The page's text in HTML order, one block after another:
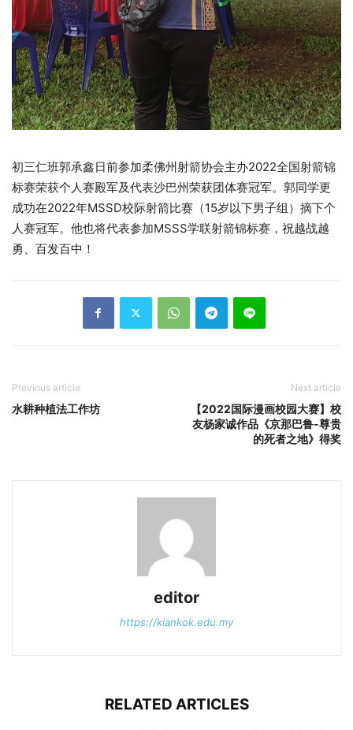
初三仁班郭承鑫日前参加柔佛州射箭协会主办2022全国射箭锦
标赛荣获个人赛殿军及代表沙巴州荣获团体赛冠军。郭同学更
成功在2022年MSSD校际射箭比赛（15岁以下男子组）摘下个
人赛冠军。他也将代表参加MSSS学联射箭锦标赛，祝越战越
勇、百发百中！
Previous article
水耕种植法工作坊
Next article
【2022国际漫画校园大赛】校
友杨家诚作品《京那巴鲁-尊贵
的死者之地》得奖
editor
https://kiankok.edu.my
RELATED ARTICLES